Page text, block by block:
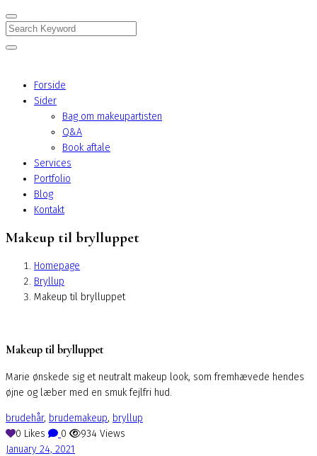
Search
Forside
Sider
Bag om makeupartisten
Q&A
Book aftale
Services
Portfolio
Blog
Kontakt
Makeup til brylluppet
Homepage
Bryllup
Makeup til brylluppet
Makeup til brylluppet
Marie ønskede sig et neutralt makeup look, som fremhævede hendes
øjne og læber med en smuk fejlfri hud.
brudehår, brudemakeup, bryllup
0 Likes 0 934 Views
January 24, 2021